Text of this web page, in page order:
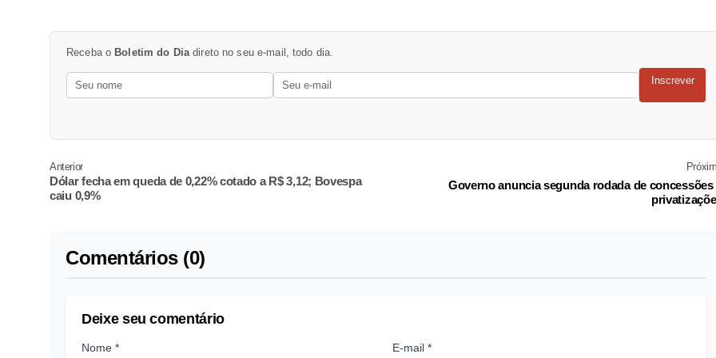
Receba o Boletim do Diadireto no seu e-mail, todo dia.
Inscrever
Anterior
Dólar fecha em queda de 0,22% cotado a R$ 3,12; Bovespa
caiu 0,9%
Governo anuncia segunda rodada de concessões
Comentários (0)
Deixe seu comentário
Nome * E-mail *